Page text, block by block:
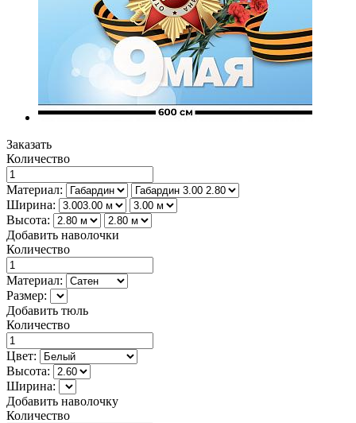
Заказать
Количество
Материал:
Ширина:
Высота:
Добавить наволочки
Количество
Материал:
Размер:
Добавить тюль
Количество
Цвет:
Высота:
Ширина:
Добавить наволочку
Количество